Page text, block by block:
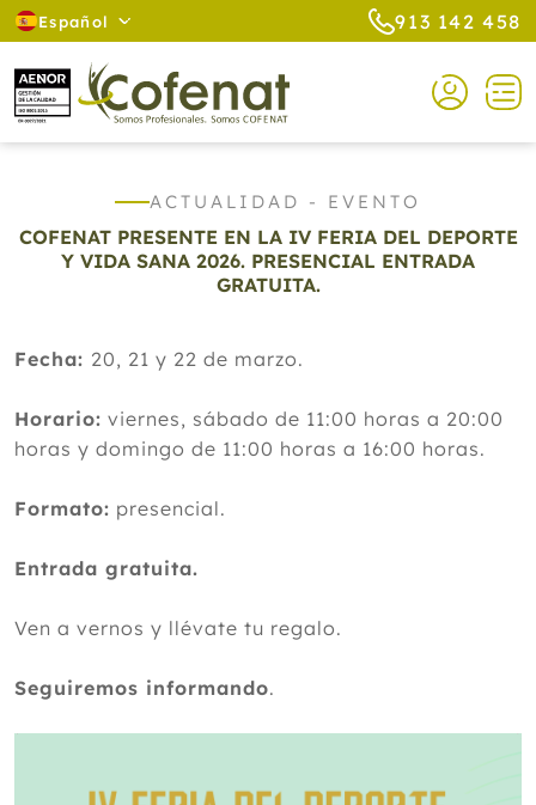
Español 913 142 458
ACTUALIDAD - EVENTO
COFENAT PRESENTE EN LA IV FERIA DEL DEPORTE
Y VIDA SANA 2026. PRESENCIAL ENTRADA
GRATUITA.
Fecha: 20, 21 y 22 de marzo.
Horario: viernes, sábado de 11:00 horas a 20:00
horas y domingo de 11:00 horas a 16:00 horas.
Formato: presencial.
Entrada gratuita.
Ven a vernos y llévate tu regalo.
Seguiremos informando.